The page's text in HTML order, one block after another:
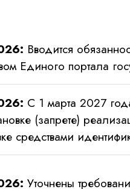
Вводится
Единого портала
С 1 марта 2027
(запрете)
средствами
Уточнены